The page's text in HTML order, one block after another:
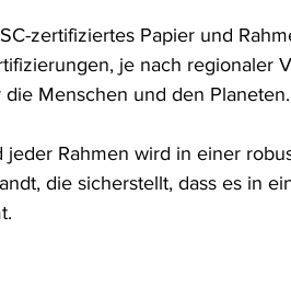
zertifiziertes Papier und
je nach regionaler
die Menschen und den Planeten.
jeder Rahmen wird in einer
die sicherstellt, dass es in